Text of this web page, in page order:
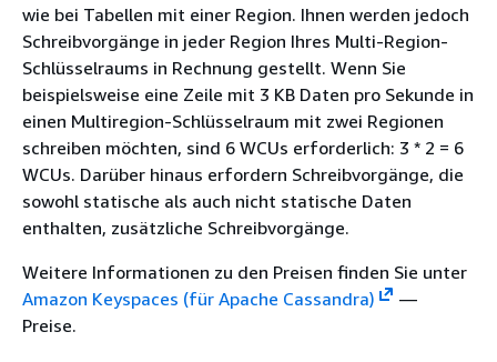
wie bei Tabellen mit einer Region. Ihnen werden jedoch
Schreibvorgänge in jeder Region Ihres Multi-Region-
Schlüsselraums in Rechnung gestellt. Wenn Sie
beispielsweise eine Zeile mit 3 KB Daten pro Sekunde in
einen Multiregion-Schlüsselraum mit zwei Regionen
schreiben möchten, sind 6 WCUs erforderlich: 3 * 2 = 6
WCUs. Darüber hinaus erfordern Schreibvorgänge, die
sowohl statische als auch nicht statische Daten
enthalten, zusätzliche Schreibvorgänge.
Weitere Informationen zu den Preisen finden Sie unter
Amazon Keyspaces (für Apache Cassandra)
—
Preise.